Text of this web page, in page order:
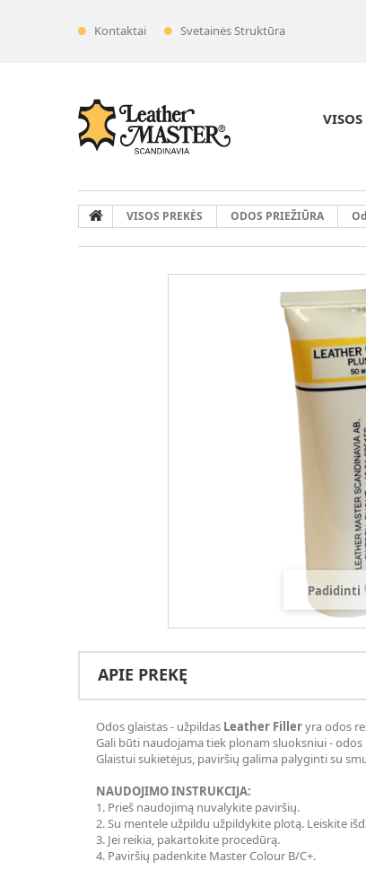
Kontaktai Svetainės Struktūra
VISOS
VISOS PREKĖS ODOS PRIEŽIŪRA
Padidinti
APIE PREKĘ
Odos glaistas - užpildas Leather Filleryra odos
Gali būti naudojama tiek plonam sluoksniui -
Glaistui sukietėjus, paviršių galima palyginti su
NAUDOJIMO INSTRUKCIJA:
1. Prieš naudojimą nuvalykite paviršių.
2. Su mentele užpildu užpildykite plotą. Leiskite
3. Jei reikia, pakartokite procedūrą.
4. Paviršių padenkite Master Colour B/C+.